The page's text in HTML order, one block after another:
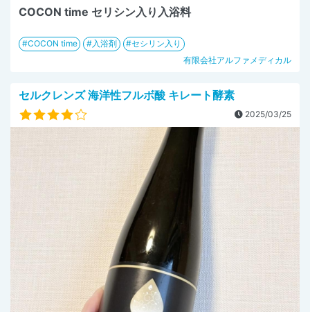
COCON time セリシン入り入浴料
COCON time 入浴剤
セシリン入り
有限会社アルファメディカル
セルクレンズ 海洋性フルボ酸 キレート酵素
2025/03/25